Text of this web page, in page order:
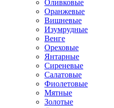
Оливковые
Оранжевые
Вишневые
Изумрудные
Венге
Ореховые
Янтарные
Сиреневые
Салатовые
Фиолетовые
Мятные
Золотые